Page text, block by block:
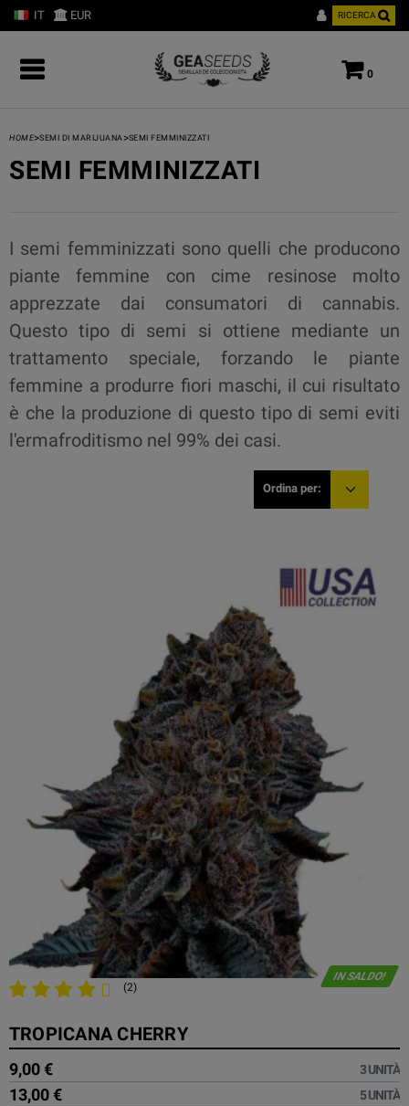
IT EUR RICERCA
0
HOME>SEMI DI MARIJUANA >SEMI FEMMINIZZATI
SEMI FEMMINIZZATI
I semi femminizzati sono quelli che producono
piante femmine con cime resinose molto
apprezzate dai consumatori di cannabis.
Questo tipo di semi si ottiene mediante un
trattamento speciale, forzando le piante
femmine a produrre fiori maschi, il cui risultato
è che la produzione di questo tipo di semi eviti
l'ermafroditismo nel 99% dei casi.
Ordina per:
IN SALDO!
(2)
TROPICANA CHERRY
9,00 € 3 UNITÀ
13,00 € 5 UNITÀ